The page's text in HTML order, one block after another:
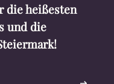
heißesten
und die